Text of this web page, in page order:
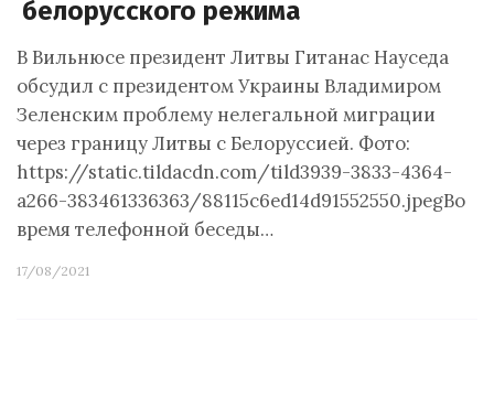
белорусского режима
В Вильнюсе президент Литвы Гитанас Науседа
обсудил с президентом Украины Владимиром
Зеленским проблему нелегальной миграции
через границу Литвы с Белоруссией. Фото:
https://static.tildacdn.com/tild3939-3833-4364-
a266-383461336363/88115c6ed14d91552550.jpegВо
время телефонной беседы…
17/08/2021